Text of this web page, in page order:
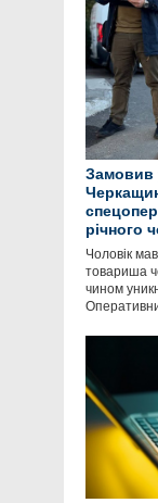
Замовив
річного
Чоловік
товариша
чином